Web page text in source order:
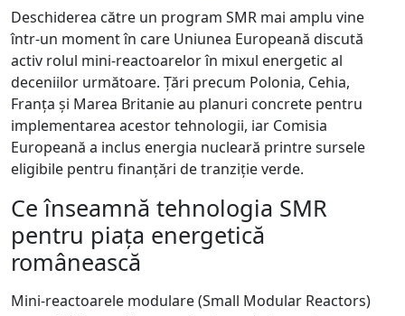
Deschiderea către un program SMR mai amplu vine
într-un moment în care Uniunea Europeană discută
activ rolul mini-reactoarelor în mixul energetic al
deceniilor următoare. Țări precum Polonia, Cehia,
Franța și Marea Britanie au planuri concrete pentru
implementarea acestor tehnologii, iar Comisia
Europeană a inclus energia nucleară printre sursele
eligibile pentru finanțări de tranziție verde.
Ce înseamnă tehnologia SMR
pentru piața energetică
românească
Mini-reactoarele modulare (Small Modular Reactors)